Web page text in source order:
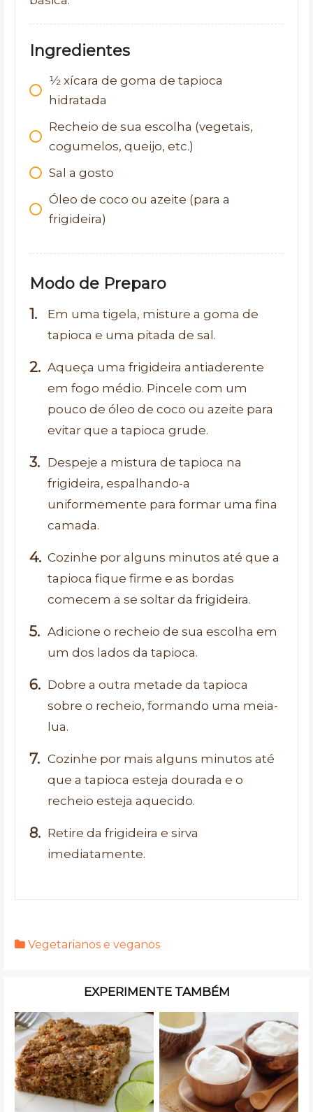
Ingredientes
1⁄2 xícara de goma de tapioca
hidratada
Recheio de sua escolha (vegetais,
cogumelos, queijo, etc.)
Sal a gosto
Óleo de coco ou azeite (para a
frigideira)
Modo de Preparo
Em uma tigela, misture a goma de
tapioca e uma pitada de sal.
Aqueça uma frigideira antiaderente
em fogo médio. Pincele com um
pouco de óleo de coco ou azeite para
evitar que a tapioca grude.
Despeje a mistura de tapioca na
frigideira, espalhando-a
uniformemente para formar uma fina
camada.
Cozinhe por alguns minutos até que a
tapioca fique firme e as bordas
comecem a se soltar da frigideira.
Adicione o recheio de sua escolha em
um dos lados da tapioca.
Dobre a outra metade da tapioca
sobre o recheio, formando uma meia-
lua.
Cozinhe por mais alguns minutos até
que a tapioca esteja dourada e o
recheio esteja aquecido.
Retire da frigideira e sirva
imediatamente.
Vegetarianos e veganos
EXPERIMENTE TAMBÉM